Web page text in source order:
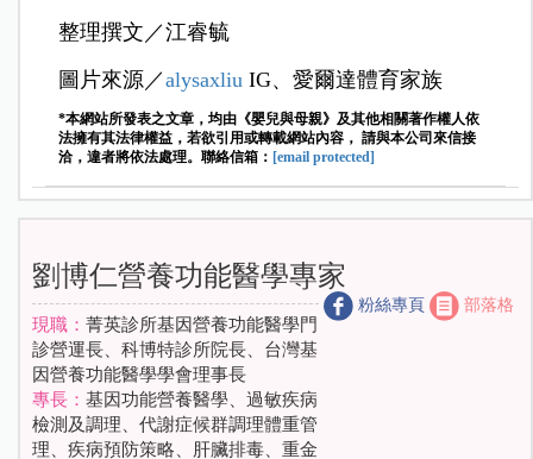
整理撰文／江睿毓
圖片來源／alysaxliu IG、愛爾達體育家族
*本網站所發表之文章，均由《嬰兒與母親》及其他相關著作權人依
法擁有其法律權益，若欲引用或轉載網站內容， 請與本公司來信接
洽，違者將依法處理。聯絡信箱： [email protected]
劉博仁營養功能醫學專家
粉絲專頁 部落格
現職： 菁英診所基因營養功能醫學門
診營運長、科博特診所院長、台灣基
因營養功能醫學學會理事長
專長： 基因功能營養醫學、過敏疾病
檢測及調理、代謝症候群調理體重管
理、疾病預防策略、肝臟排毒、重金